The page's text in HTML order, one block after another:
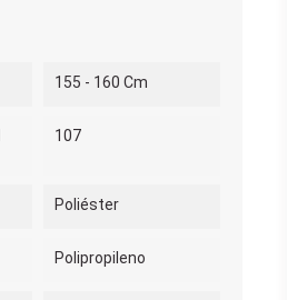
155 - 160 Cm
107
Poliéster
Polipropileno